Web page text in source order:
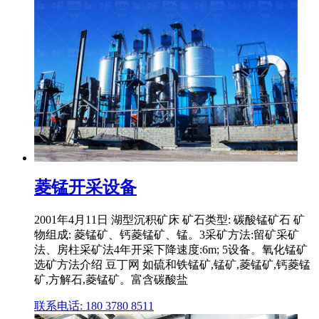
菱锰开采设备
2001年4月11日 湖型沉积矿床 矿石类型: 碳酸锰矿石 矿
物组成: 菱锰矿、钙菱锰矿、锰。3采矿方法:留矿采矿
法、房柱采矿法4年开采下降速度:6m; 5设备。氧化锰矿
选矿方法介绍 豆丁网 如硫和铁锰矿,锰矿,菱锰矿,钙菱锰
矿,方解石,菱锰矿。富含碳酸盐
联系电话: 180 3780 8511